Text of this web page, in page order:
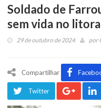
Soldado de
sem vida no
29 de outubro de 2024 por
Compartilhar
Twitter